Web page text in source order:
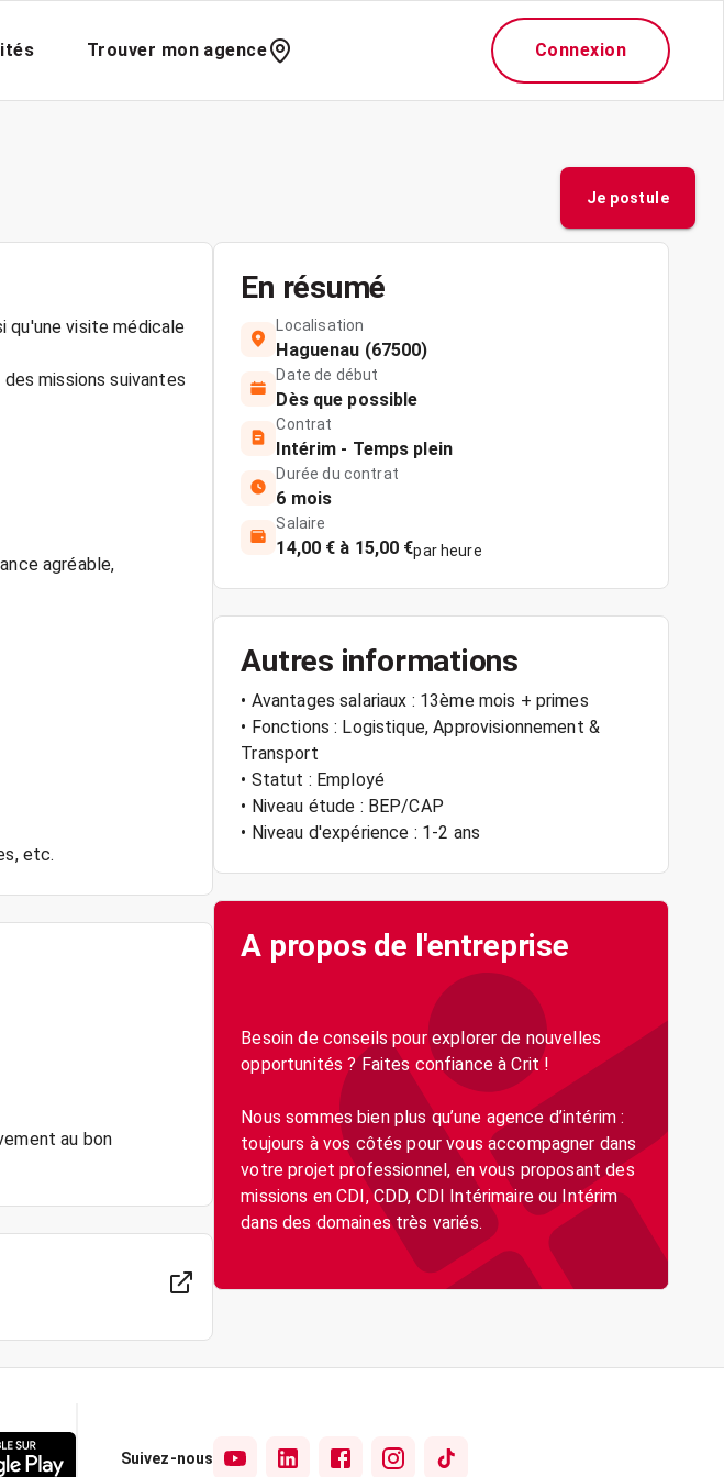
Trouver mon agence Connexion
Je postule
qu'une visite médicale
missions suivantes
agréable,
au bon
En résumé
Localisation
Haguenau (67500)
Date de début
Dès que possible
Contrat
Intérim - Temps plein
Durée du contrat
6 mois
Salaire
14,00 € à 15,00 €par heure
Autres informations
• Avantages salariaux : 13ème mois + primes
• Fonctions : Logistique, Approvisionnement &
Transport
• Statut : Employé
• Niveau étude : BEP/CAP
• Niveau d'expérience : 1-2 ans
A propos de l'entreprise
Besoin de conseils pour explorer de nouvelles
opportunités ? Faites confiance à Crit !
Nous sommes bien plus qu’une agence d’intérim :
toujours à vos côtés pour vous accompagner dans
votre projet professionnel, en vous proposant des
missions en CDI, CDD, CDI Intérimaire ou Intérim
dans des domaines très variés.
Suivez-nous